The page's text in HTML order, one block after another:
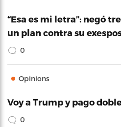
“Esa es mi letra”: negó
un plan contra su
0
Opinions
Voy a Trump y pago
0